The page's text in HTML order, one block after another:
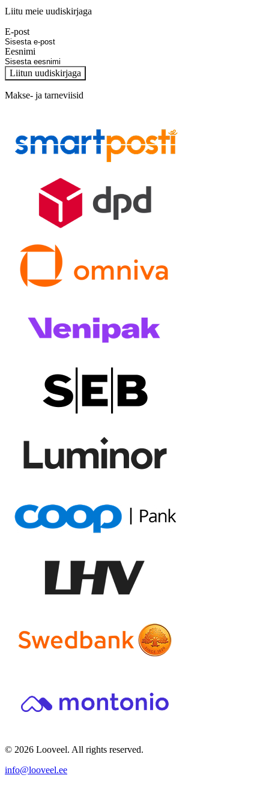
Liitu meie uudiskirjaga
E-post
Eesnimi
Liitun uudiskirjaga
Makse- ja tarneviisid
© 2026 Looveel. All rights reserved.
info@looveel.ee